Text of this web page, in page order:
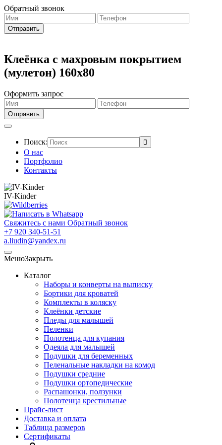
Обратный звонок
Клеёнка с махровым покрытием
(мулетон) 160х80
Оформить запрос
Поиск:
О нас
Портфолио
Контакты
IV-Kinder
Свяжитесь с нами Обратный звонок
+7 920 340-51-51
a.liudin@yandex.ru
МенюЗакрыть
Каталог
Наборы и конверты на выписку
Бортики для кроватей
Комплекты в коляску
Клеёнки детские
Пледы для малышей
Пеленки
Полотенца для купания
Одеяла для малышей
Подушки для беременных
Пеленальные накладки на комод
Подушки средние
Подушки ортопедические
Распашонки, ползунки
Полотенца крестильные
Прайс-лист
Доставка и оплата
Таблица размеров
Сертификаты